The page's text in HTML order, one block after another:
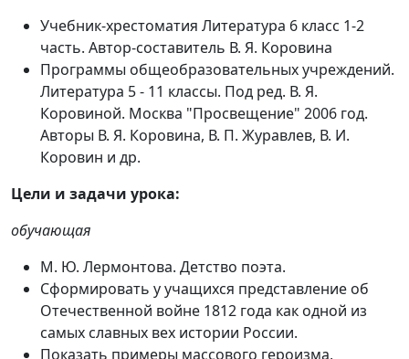
Учебник-хрестоматия Литература 6 класс 1-2
часть. Автор-составитель В. Я. Коровина
Программы общеобразовательных учреждений.
Литература 5 - 11 классы. Под ред. В. Я.
Коровиной. Москва "Просвещение" 2006 год.
Авторы В. Я. Коровина, В. П. Журавлев, В. И.
Коровин и др.
Цели и задачи урока:
обучающая
М. Ю. Лермонтова. Детство поэта.
Сформировать у учащихся представление об
Отечественной войне 1812 года как одной из
самых славных вех истории России.
Показать примеры массового героизма,